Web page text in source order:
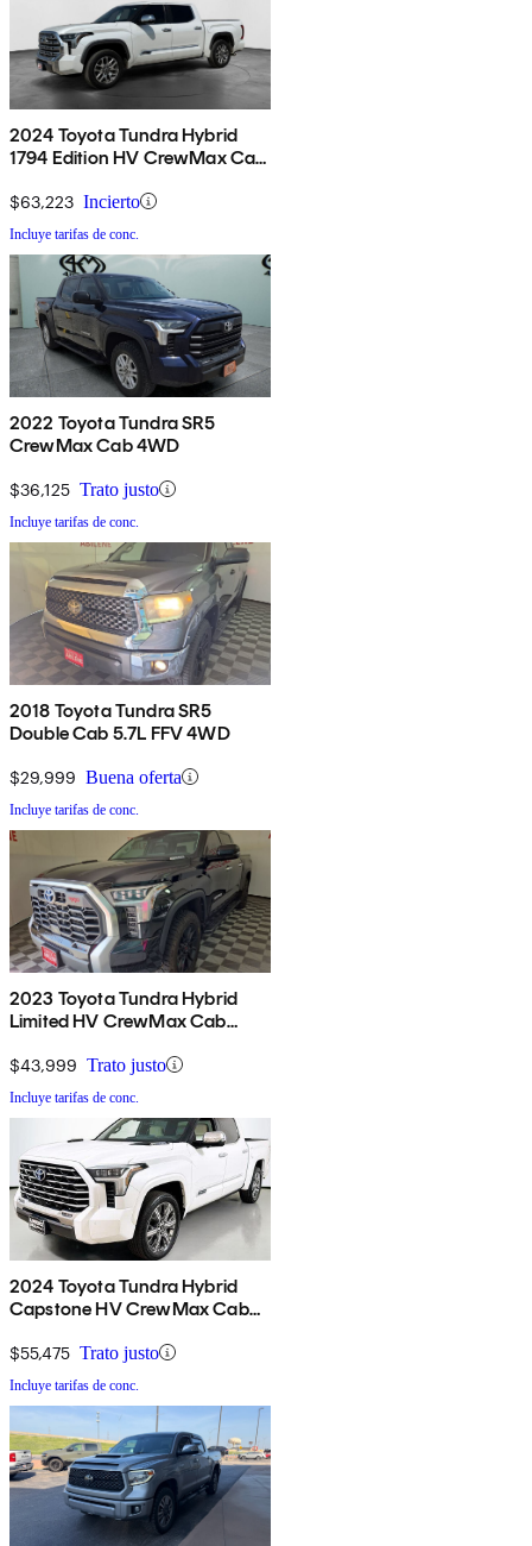
2024 Toyota Tundra Hybrid
1794 Edition HV CrewMax Cab
$63,223 Incierto
Incluye tarifas de conc.
2022 Toyota Tundra SR5
CrewMax Cab 4WD
$36,125 Trato justo
Incluye tarifas de conc.
2018 Toyota Tundra SR5
Double Cab 5.7L FFV 4WD
$29,999 Buena oferta
Incluye tarifas de conc.
2023 Toyota Tundra Hybrid
Limited HV CrewMax Cab
$43,999 Trato justo
Incluye tarifas de conc.
2024 Toyota Tundra Hybrid
Capstone HV CrewMax Cab
$55,475 Trato justo
Incluye tarifas de conc.